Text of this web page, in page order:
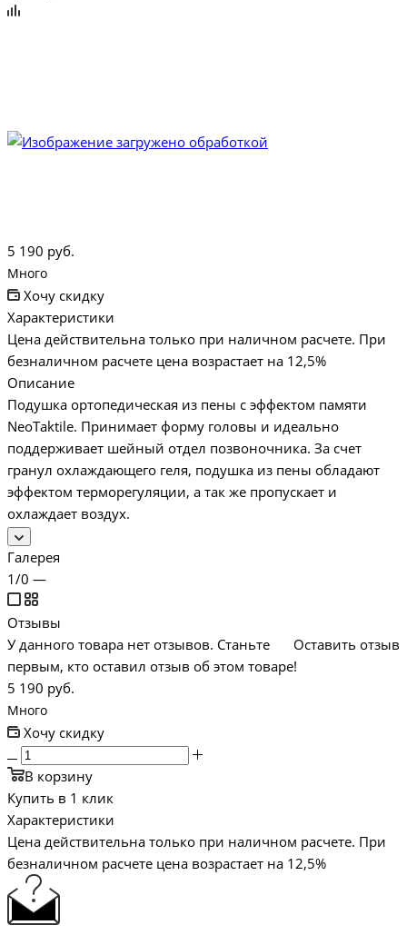
5 190 руб.
Много
Хочу скидку
Характеристики
Цена действительна только при наличном расчете. При
безналичном расчете цена возрастает на 12,5%
Описание
Подушка ортопедическая из пены с эффектом памяти
NeoTaktile. Принимает форму головы и идеально
поддерживает шейный отдел позвоночника. За счет
гранул охлаждающего геля, подушка из пены обладают
эффектом терморегуляции, а так же пропускает и
охлаждает воздух.
Галерея
1/0 —
Отзывы
Оставить отзыв
У данного товара нет отзывов. Станьте
первым, кто оставил отзыв об этом товаре!
5 190 руб.
Много
Хочу скидку
В корзину
Купить в 1 клик
Характеристики
Цена действительна только при наличном расчете. При
безналичном расчете цена возрастает на 12,5%